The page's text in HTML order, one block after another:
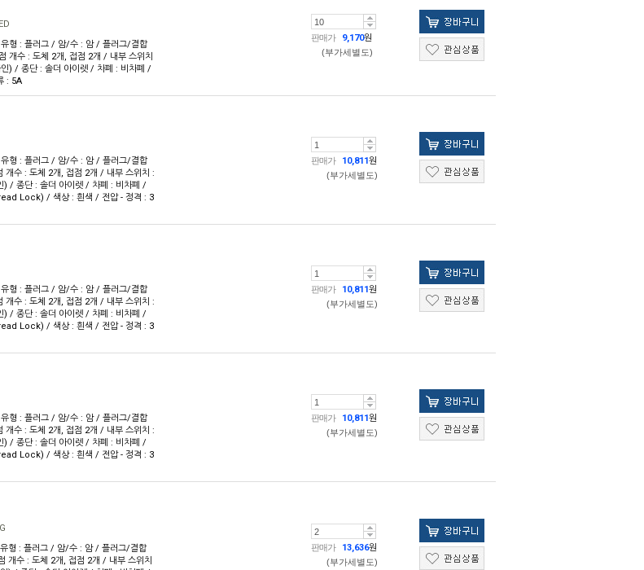
형 : 플러그 / 암/수 : 암 / 플러그/결합
수 : 도체 2개, 접점 2개 / 내부 스위치
) / 종단 : 솔더 아이렛 / 차폐 : 비차폐 /
: 5A
판매가 9,170원
(부가세별도)
형 : 플러그 / 암/수 : 암 / 플러그/결합
수 : 도체 2개, 접점 2개 / 내부 스위치 :
) / 종단 : 솔더 아이렛 / 차폐 : 비차폐 /
Lock) / 색상 : 흰색 / 전압 - 정격 : 3
판매가 10,811원
(부가세별도)
형 : 플러그 / 암/수 : 암 / 플러그/결합
수 : 도체 2개, 접점 2개 / 내부 스위치 :
) / 종단 : 솔더 아이렛 / 차폐 : 비차폐 /
Lock) / 색상 : 흰색 / 전압 - 정격 : 3
판매가 10,811원
(부가세별도)
형 : 플러그 / 암/수 : 암 / 플러그/결합
수 : 도체 2개, 접점 2개 / 내부 스위치 :
) / 종단 : 솔더 아이렛 / 차폐 : 비차폐 /
Lock) / 색상 : 흰색 / 전압 - 정격 : 3
판매가 10,811원
(부가세별도)
형 : 플러그 / 암/수 : 암 / 플러그/결합
수 : 도체 2개, 접점 2개 / 내부 스위치
판매가 13,636원
(부가세별도)